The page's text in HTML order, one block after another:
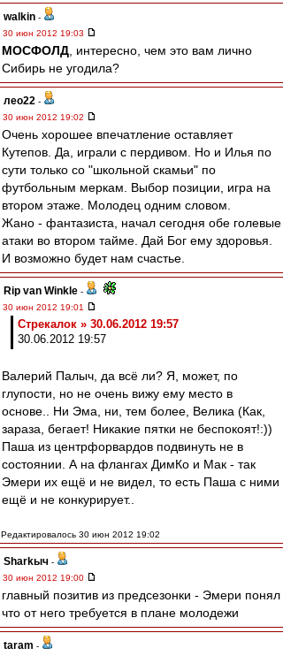
walkin -
30 июн 2012 19:03
МОСФОЛД , интересно, чем это вам лично
Сибирь не угодила?
лео22 -
30 июн 2012 19:02
Очень хорошее впечатление оставляет
Кутепов. Да, играли с пердивом. Но и Илья по
сути только со "школьной скамьи" по
футбольным меркам. Выбор позиции, игра на
втором этаже. Молодец одним словом.
Жано - фантазиста, начал сегодня обе голевые
атаки во втором тайме. Дай Бог ему здоровья.
И возможно будет нам счастье.
Rip van Winkle -
30 июн 2012 19:01
Стрекалок » 30.06.2012 19:57
30.06.2012 19:57
Валерий Палыч, да всё ли? Я, может, по
глупости, но не очень вижу ему место в
основе.. Ни Эма, ни, тем более, Велика (Как,
зараза, бегает! Никакие пятки не беспокоят!:))
Паша из центрфорвардов подвинуть не в
состоянии. А на флангах ДимКо и Мак - так
Эмери их ещё и не видел, то есть Паша с ними
ещё и не конкурирует..
Редактировалось 30 июн 2012 19:02
Sharkыч -
30 июн 2012 19:00
главный позитив из предсезонки - Эмери понял
что от него требуется в плане молодежи
taram -